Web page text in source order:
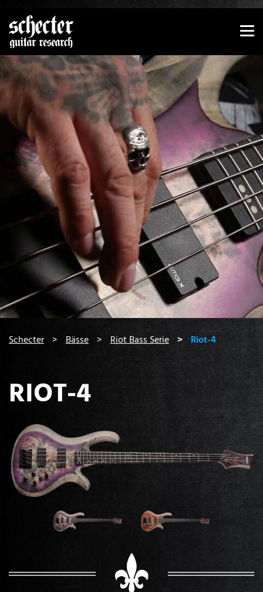
Zeige besser passende Version dieser Seite
Diese Meldung nicht mehr anzeigen
Schecter Bässe Riot Bass Serie Riot-4
RIOT-4